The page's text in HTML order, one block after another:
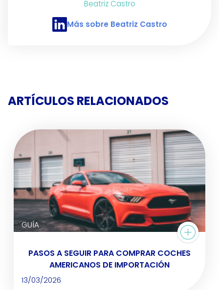
Beatriz Castro
Perfil de LinkedIn de Beatriz Castro
Más sobre Beatriz Castro
ARTÍCULOS RELACIONADOS
GUÍA
PASOS A SEGUIR PARA COMPRAR COCHES
AMERICANOS DE IMPORTACIÓN
13/03/2026